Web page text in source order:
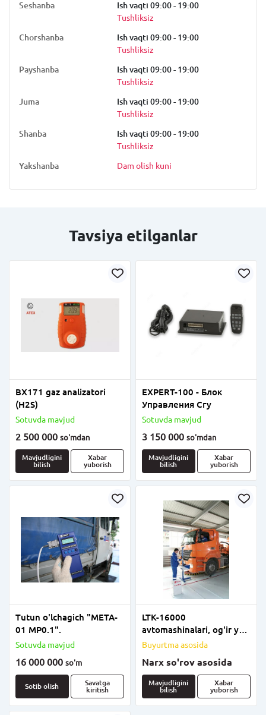
Seshanba
Ish vaqti 09:00 - 19:00
Tushliksiz
Chorshanba
Ish vaqti 09:00 - 19:00
Tushliksiz
Payshanba
Ish vaqti 09:00 - 19:00
Tushliksiz
Juma
Ish vaqti 09:00 - 19:00
Tushliksiz
Shanba
Ish vaqti 09:00 - 19:00
Tushliksiz
Yakshanba Dam olish kuni
Tavsiya etilganlar
BX171 gaz analizatori
(H2S)
Sotuvda mavjud
2 500 000 so'mdan
Mavjudligini
bilish
Xabar
yuborish
EXPERT-100 - Блок
Управления Сгу
Sotuvda mavjud
3 150 000 so'mdan
Mavjudligini
bilish
Xabar
yuborish
Tutun o'lchagich "META-
01 MP0.1".
Sotuvda mavjud
16 000 000 so'm
Sotib olish
Savatga
kiritish
LTK-16000
avtomashinalari, og'ir yuk
mashinalari, shuningdek
bo'lgan barcha toifadagi
avtobuslarni boshqarish
uchun avtomatlashtirilgan
Buyurtma asosida
Narx so'rov asosida
Mavjudligini
bilish
Xabar
yuborish